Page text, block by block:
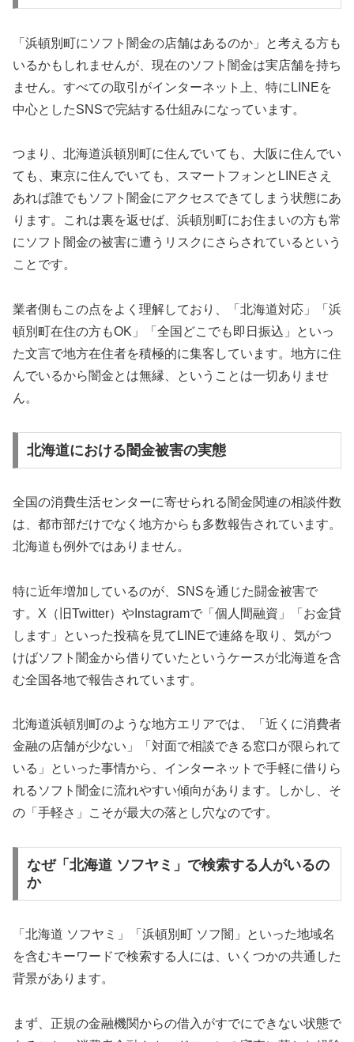
「浜頓別町にソフト闇金の店舗はあるのか」と考える方も
いるかもしれませんが、現在のソフト闇金は実店舗を持ち
ません。すべての取引がインターネット上、特にLINEを
中心としたSNSで完結する仕組みになっています。
つまり、北海道浜頓別町に住んでいても、大阪に住んでい
ても、東京に住んでいても、スマートフォンとLINEさえ
あれば誰でもソフト闇金にアクセスできてしまう状態にあ
ります。これは裏を返せば、浜頓別町にお住まいの方も常
にソフト闇金の被害に遭うリスクにさらされているという
ことです。
業者側もこの点をよく理解しており、「北海道対応」「浜
頓別町在住の方もOK」「全国どこでも即日振込」といっ
た文言で地方在住者を積極的に集客しています。地方に住
んでいるから闇金とは無縁、ということは一切ありませ
ん。
北海道における闇金被害の実態
全国の消費生活センターに寄せられる闇金関連の相談件数
は、都市部だけでなく地方からも多数報告されています。
北海道も例外ではありません。
特に近年増加しているのが、SNSを通じた闘金被害で
す。X（旧Twitter）やInstagramで「個人間融資」「お金貸
します」といった投稿を見てLINEで連絡を取り、気がつ
けばソフト闇金から借りていたというケースが北海道を含
む全国各地で報告されています。
北海道浜頓別町のような地方エリアでは、「近くに消費者
金融の店舗が少ない」「対面で相談できる窓口が限られて
いる」といった事情から、インターネットで手軽に借りら
れるソフト闇金に流れやすい傾向があります。しかし、そ
の「手軽さ」こそが最大の落とし穴なのです。
なぜ「北海道 ソフヤミ」で検索する人がいるの
か
「北海道 ソフヤミ」「浜頓別町 ソフ闇」といった地域名
を含むキーワードで検索する人には、いくつかの共通した
背景があります。
まず、正規の金融機関からの借入がすでにできない状態で